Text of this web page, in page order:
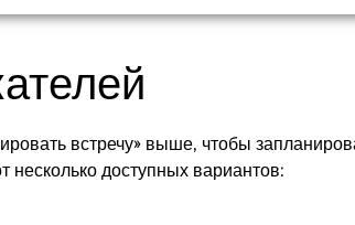
встречу» выше, чтобы
доступных вариантов: